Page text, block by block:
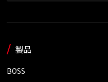
製品
BOSS